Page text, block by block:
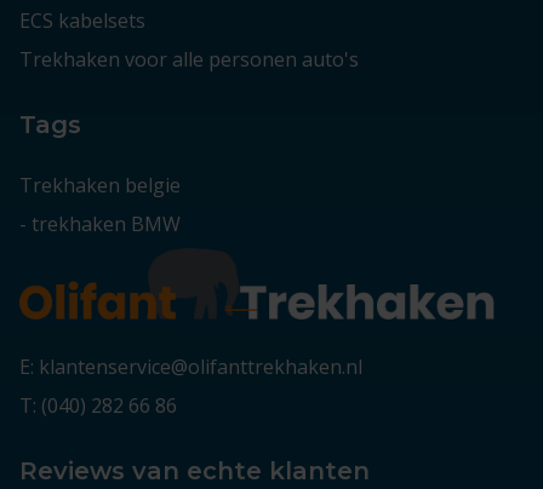
ECS kabelsets
Trekhaken voor alle personen auto's
Tags
Trekhaken belgie
- trekhaken BMW
E: klantenservice@olifanttrekhaken.nl
T: (040) 282 66 86
Reviews van echte klanten